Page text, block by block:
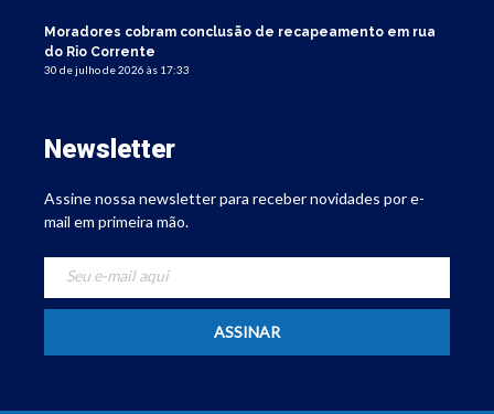
Moradores cobram conclusão de recapeamento em rua
do Rio Corrente
30 de julho de 2026 às 17:33
Newsletter
Assine nossa newsletter para receber novidades por e-
mail em primeira mão.